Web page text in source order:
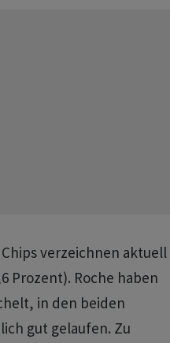
verzeichnen aktuell
Prozent). Roche haben
in den beiden
gut gelaufen. Zu